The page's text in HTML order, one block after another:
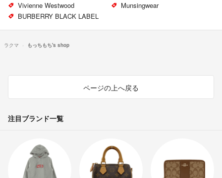
Vivienne Westwood
Munsingwear
BURBERRY BLACK LABEL
ラクマ もっちもち's shop
ページの上へ戻る
注目ブランド一覧